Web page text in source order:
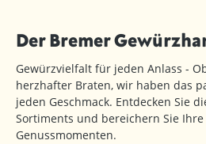
Der Bremer
Gewürzvielfalt für jeden Anlass -
herzhafter Braten, wir haben das
jeden Geschmack. Entdecken Sie
Sortiments und bereichern Sie
Genussmomenten.